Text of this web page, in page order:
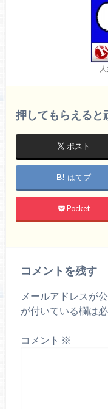
押してもらえると
ポスト
はてブ
Pocket
コメントを残す
メールアドレスが
が付いている欄は
コメント ※